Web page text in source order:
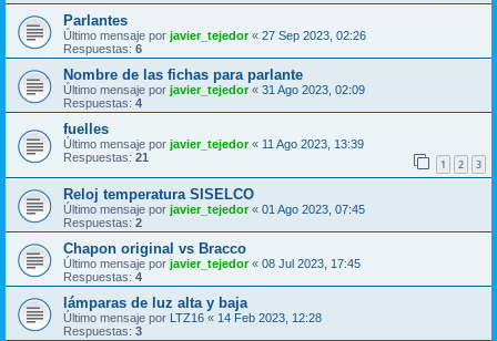
Parlantes
Último mensaje por javier_tejedor« 27 Sep 2023, 02:26
Respuestas: 6
Nombre de las fichas para parlante
Último mensaje por javier_tejedor« 31 Ago 2023, 02:09
Respuestas: 4
fuelles
Último mensaje por javier_tejedor« 11 Ago 2023, 13:39
Respuestas: 21 1 2 3
Reloj temperatura SISELCO
Último mensaje por javier_tejedor« 01 Ago 2023, 07:45
Respuestas: 2
Chapon original vs Bracco
Último mensaje por javier_tejedor« 08 Jul 2023, 17:45
Respuestas: 4
lámparas de luz alta y baja
Último mensaje por LTZ16 « 14 Feb 2023, 12:28
Respuestas: 3